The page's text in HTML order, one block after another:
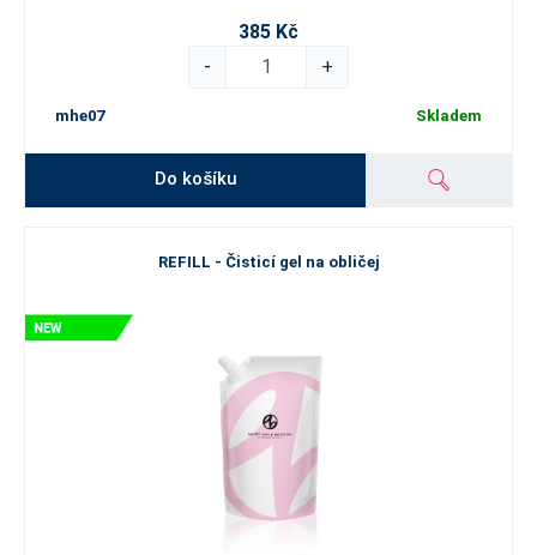
385 Kč
-
+
mhe07 Skladem
Do košíku
REFILL - Čisticí gel na obličej